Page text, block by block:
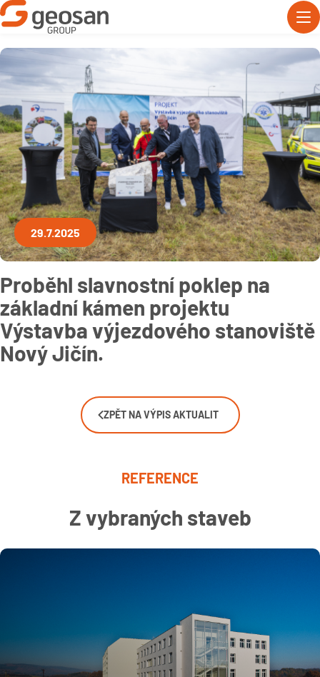
29.7.2025
Proběhl slavnostní poklep na
základní kámen projektu
Výstavba výjezdového stanoviště
Nový Jičín.
ZPĚT NA VÝPIS AKTUALIT
REFERENCE
Z vybraných staveb